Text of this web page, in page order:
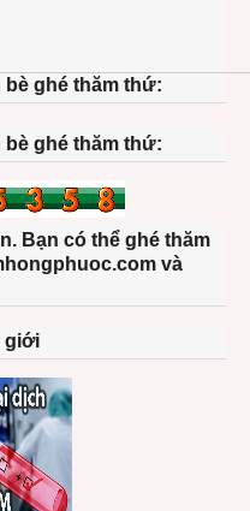
ghé thăm thứ:
ghé thăm thứ:
Bạn có thể ghé thăm
và
giới